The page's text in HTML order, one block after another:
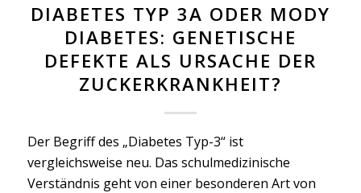
DIABETES TYP 3A ODER MODY
DIABETES: GENETISCHE
DEFEKTE ALS URSACHE DER
ZUCKERKRANKHEIT?
Der Begriff des „Diabetes Typ-3“ ist
vergleichsweise neu. Das schulmedizinische
Verständnis geht von einer besonderen Art von